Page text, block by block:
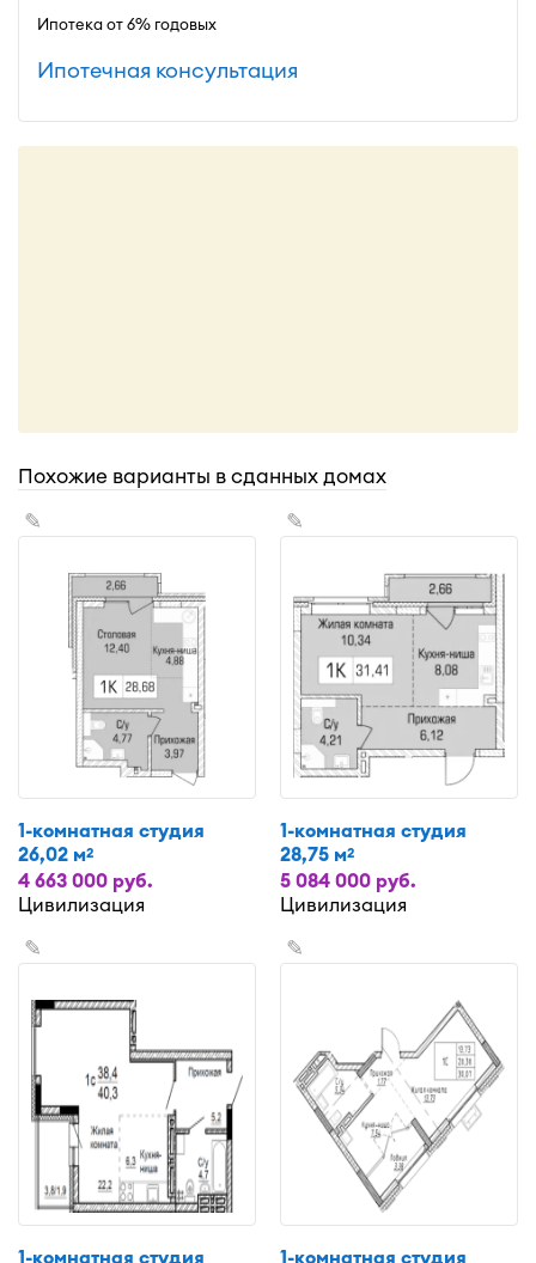
Ипотека от 6% годовых
Ипотечная консультация
Похожие варианты в сданных домах
✎
1-комнатная студия
26,02 м2
4 663 000 руб.
Цивилизация
✎
1-комнатная студия
28,75 м2
5 084 000 руб.
Цивилизация
✎
1-комнатная студия
✎
1-комнатная студия